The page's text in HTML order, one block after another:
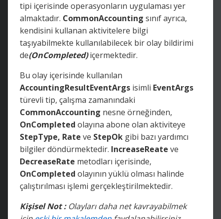
tipi içerisinde operasyonların uygulaması yer
almaktadır. CommonAccounting sınıf ayrıca,
kendisini kullanan aktivitelere bilgi
taşıyabilmekte kullanılabilecek bir olay bildirimi
de(OnCompleted)içermektedir.
Bu olay içerisinde kullanılan
AccountingResultEventArgs isimli EventArgs
türevli tip, çalışma zamanındaki
CommonAccounting nesne örneğinden,
OnCompleted olayına abone olan aktiviteye
StepType, Rate ve StepOk gibi bazı yardımcı
bilgiler döndürmektedir. IncreaseReate ve
DecreaseRate metodları içerisinde,
OnCompleted olayının yüklü olması halinde
çalıştırılması işlemi gerçekleştirilmektedir.
Kişisel Not : Olayları daha net kavrayabilmek